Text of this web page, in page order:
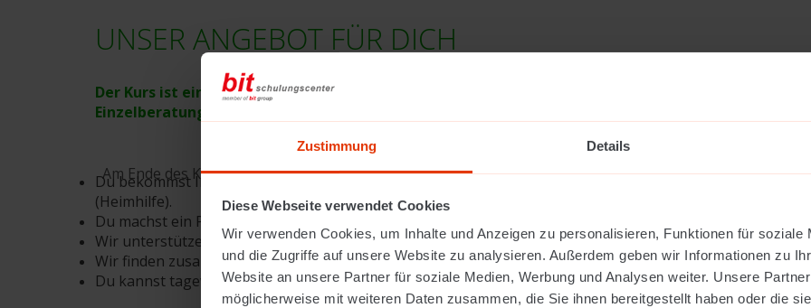
Zustimmung Details
Diese Webseite verwendet Cookies
Wir verwenden Cookies, um Inhalte und Anzeigen zu personalisieren, Funktionen für soziale
und die Zugriffe auf unsere Website zu analysieren. Außerdem geben wir Informationen zu
Website an unsere Partner für soziale Medien, Werbung und Analysen weiter. Unsere
möglicherweise mit weiteren Daten zusammen, die Sie ihnen bereitgestellt haben oder die
Am Ende des Kurses weißt du, ob du in der Pflege arbeiten möchtest und welche Ausbildung für dich
UNSER ANGEBOT FÜR DICH
Der Kurs ist eine Mischung aus Lernen am Computer, Lernen mit anderen Personen in der Gruppe
Einzelberatung.
Du bekommst Informationen und Beratung zu verschiedenen Berufen in der Pflege und Sozialbetreuung
(Heimhilfe).
Du machst ein Praktikum und siehst, wie Pflegekräfte arbeiten.
Wir unterstützen dich, wenn es Unsicherheiten oder Schwierigkeiten gibt.
Wir finden zusammen eine Ausbildung, die zu dir passt, und bereiten dich darauf vor.
Du kannst tageweise auch zu Hause lernen, wenn es für dich einfacher ist.